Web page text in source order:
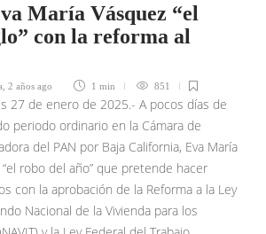
María Vásquez “el
con la reforma al
2 años ago 1 min 851
27 de enero de 2025.- A pocos días de
periodo ordinario en la Cámara de
del PAN por Baja California, Eva María
robo del año” que pretende hacer
con la aprobación de la Reforma a la Ley
Nacional de la Vivienda para los